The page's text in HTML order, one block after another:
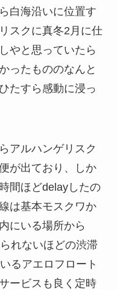
白海沿いに位置す
スクに真冬2月に仕
やと思っていたら
ったもののなんと
たすら感動に浸っ
アルハンゲリスク
が出ており、しか
間ほどdelayしたの
は基本モスクワか
にいる場所から
れないほどの渋滞
るアエロフロート
ービスも良く定時